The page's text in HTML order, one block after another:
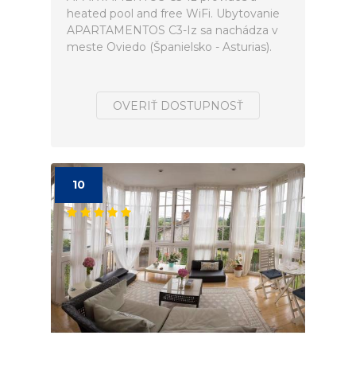
heated pool and free WiFi. Ubytovanie
APARTAMENTOS C3-Iz sa nachádza v
meste Oviedo (Španielsko - Asturias).
OVERIŤ DOSTUPNOSŤ
10